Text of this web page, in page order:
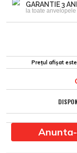
GARANTIE 3 ANI
la toate anvelopele
Prețul afișat